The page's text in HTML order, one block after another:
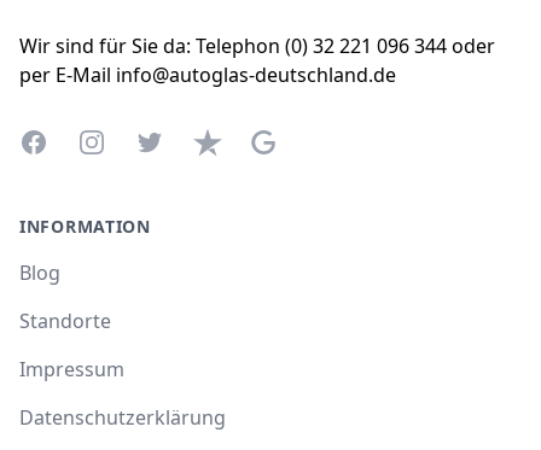
Wir sind für Sie da: Telephon (0) 32 221 096 344 oder
per E-Mail info@autoglas-deutschland.de
FacebookInstagramTwitterTrustpilotGoogle Business Profile
INFORMATION
Blog
Standorte
Impressum
Datenschutzerklärung